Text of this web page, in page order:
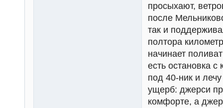
просыхают,
после
так и
полтора
начинает
есть остановка
под 40-ник и
ущерб: джерси
комфорте, а